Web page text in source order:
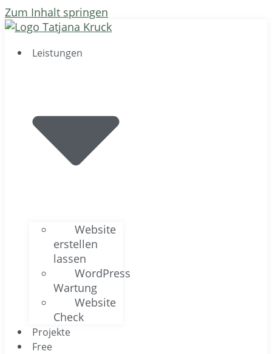
Zum Inhalt springen
Leistungen
Website
erstellen
lassen
WordPress
Wartung
Website
Check
Projekte
Free